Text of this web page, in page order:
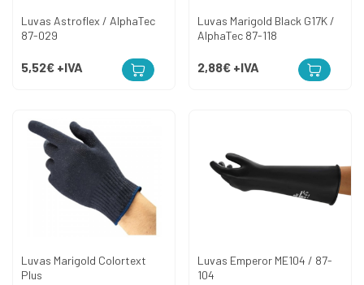
Luvas Astroflex / AlphaTec
87-029
5,52€ +IVA
Luvas Marigold Black G17K /
AlphaTec 87-118
2,88€ +IVA
Luvas Marigold Colortext
Plus
Luvas Emperor ME104 / 87-
104